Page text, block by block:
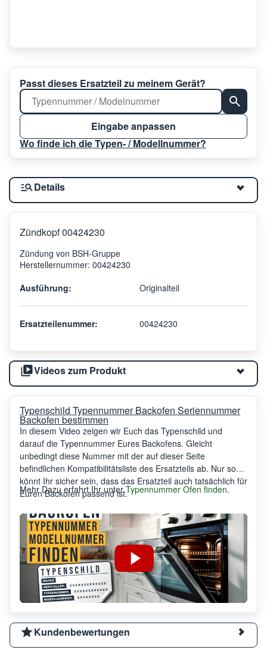
Passt dieses Ersatzteil zu meinem Gerät?
Eingabe anpassen
Wo finde ich die Typen- / Modellnummer?
Details
Zündkopf 00424230
Zündung von BSH-Gruppe
Herstellernummer: 00424230
Ausführung:
Originalteil
Ersatzteilenummer: 00424230
Videos zum Produkt
Typenschild Typennummer Backofen Seriennummer
Backofen bestimmen
In diesem Video zeigen wir Euch das Typenschild und
darauf die Typennummer Eures Backofens. Gleicht
unbedingt diese Nummer mit der auf dieser Seite
befindlichen Kompatibilitätsliste des Ersatzteils ab. Nur so
könnt Ihr sicher sein, dass das Ersatzteil auch tatsächlich für
Euren Backofen passend ist.
Mehr Dazu erfahrt Ihr unterTypennummer Ofen finden.
Kundenbewertungen